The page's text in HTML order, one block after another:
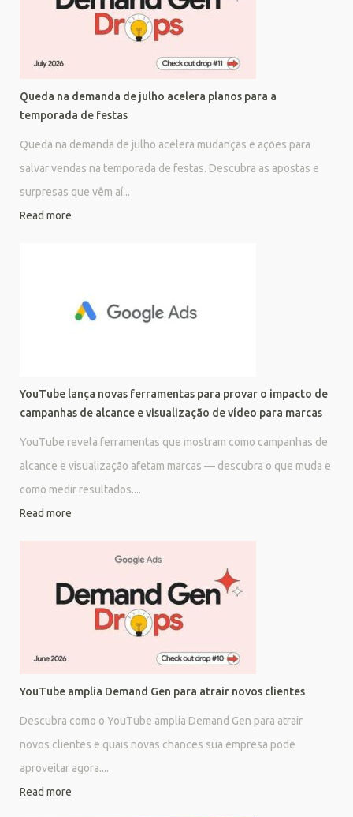
Queda na demanda de julho acelera planos para a
temporada de festas
Queda na demanda de julho acelera mudanças e ações para
salvar vendas na temporada de festas. Descubra as apostas e
surpresas que vêm aí...
Read more
YouTube lança novas ferramentas para provar o impacto de
campanhas de alcance e visualização de vídeo para marcas
YouTube revela ferramentas que mostram como campanhas de
alcance e visualização afetam marcas — descubra o que muda e
como medir resultados....
Read more
YouTube amplia Demand Gen para atrair novos clientes
Descubra como o YouTube amplia Demand Gen para atrair
novos clientes e quais novas chances sua empresa pode
aproveitar agora....
Read more